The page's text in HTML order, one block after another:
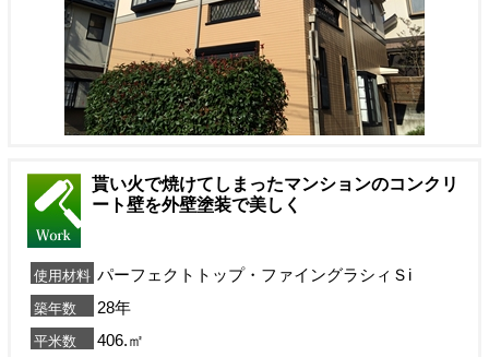
貰い火で焼けてしまったマンションのコンクリ
ート壁を外壁塗装で美しく
使用材料 パーフェクトトップ・ファイングラシィＳi
築年数 28年
平米数 406.㎡